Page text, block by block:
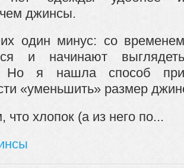
джинсы.
один минус: со временем
и начинают выглядеть
Но я нашла способ при
«уменьшить» размер
что хлопок (а из него по...